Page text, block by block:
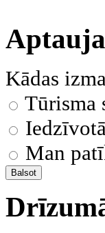
Aptauja
Kādas
Tūrisma
Man